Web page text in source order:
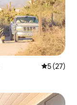
5 de uma
5 (27)